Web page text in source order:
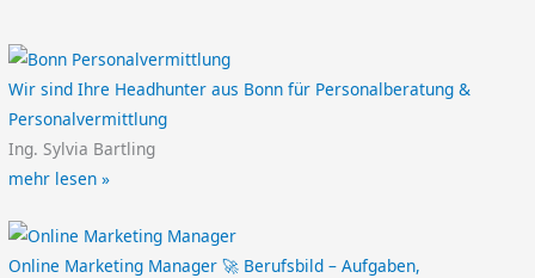
Wir sind Ihre Headhunter aus Bonn für Personalberatung &
Personalvermittlung
Ing. Sylvia Bartling
mehr lesen »
Online Marketing Manager 🚀 Berufsbild – Aufgaben,